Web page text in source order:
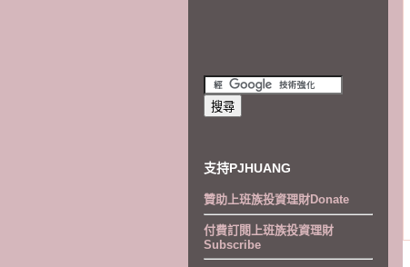
支持PJHUANG
贊助上班族投資理財Donate
付費訂閱上班族投資理財
Subscribe